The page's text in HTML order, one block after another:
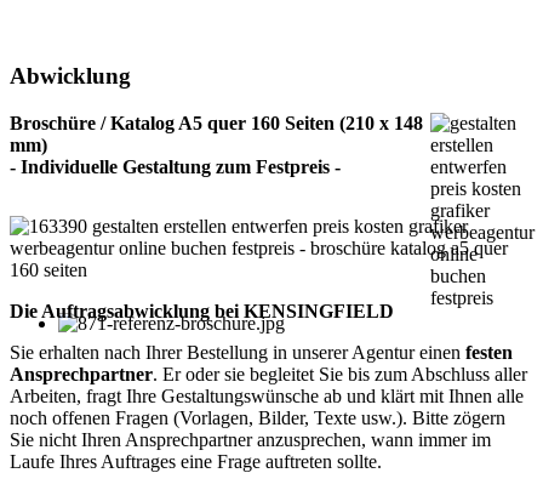
Abwicklung
Broschüre / Katalog A5 quer 160 Seiten (210 x 148
mm)
- Individuelle Gestaltung zum Festpreis -
Die Auftragsabwicklung bei KENSINGFIELD
Sie erhalten nach Ihrer Bestellung in unserer Agentur einen festen
Ansprechpartner. Er oder sie begleitet Sie bis zum Abschluss aller
Arbeiten, fragt Ihre Gestaltungswünsche ab und klärt mit Ihnen alle
noch offenen Fragen (Vorlagen, Bilder, Texte usw.). Bitte zögern
Sie nicht Ihren Ansprechpartner anzusprechen, wann immer im
Laufe Ihres Auftrages eine Frage auftreten sollte.